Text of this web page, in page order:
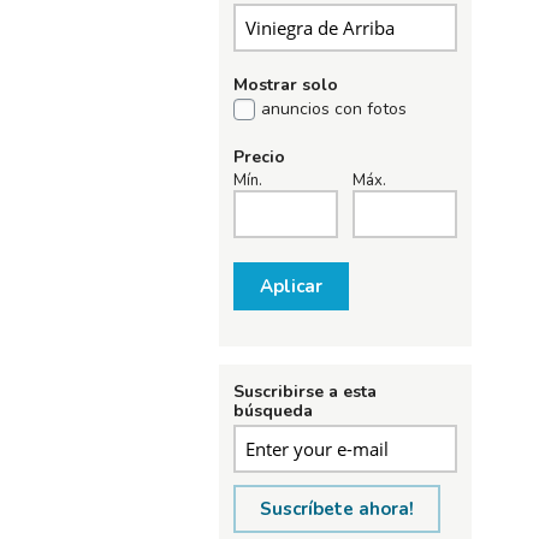
Mostrar solo
anuncios con fotos
Precio
Mín. Máx.
Aplicar
Suscribirse a esta
búsqueda
Suscríbete ahora!